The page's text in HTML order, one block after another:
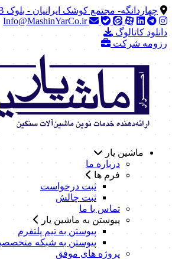
چهاردانگه- مجتمع کوشک ایرانیان - بلوک B - طبقه اول - واحد 5
Info@MashinYarCo.ir
دانلود کاتالوگ
رزومه شرکت
ماشین یار
درباره ما
فرم ها
ثبت درخواست
ثبت چالش
تماس با ما
پیوستن به ماشین یار
پیوستن به تیم پلتفرم
پیوستن به شبکه
پروژه های موفق